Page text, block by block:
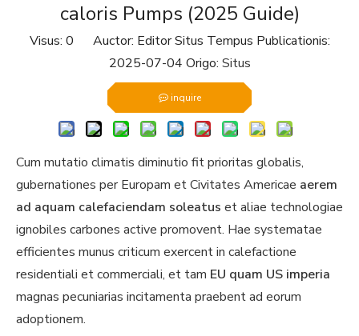
caloris Pumps (2025 Guide)
Visus: 0 Auctor: Editor Situs Tempus Publicationis:
2025-07-04 Origo: Situs
inquire
Cum mutatio climatis diminutio fit prioritas globalis,
gubernationes per Europam et Civitates Americae aerem
ad aquam calefaciendam soleatus et aliae technologiae
ignobiles carbones active promovent. Hae systematae
efficientes munus criticum exercent in calefactione
residentiali et commerciali, et tam EU quam US imperia
magnas pecuniarias incitamenta praebent ad eorum
adoptionem.